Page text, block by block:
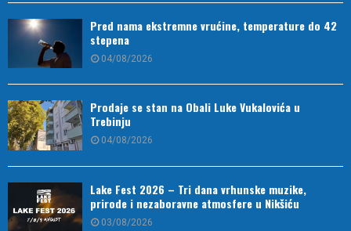
Pred nama ekstremne vrućine, temperature do 42
stepena
04/08/2026
Prodaje se stan na Obali Luke Vukalovića u
Trebinju
04/08/2026
Lake Fest 2026 – Tri dana vrhunske muzike,
prirode i nezaboravne atmosfere u Nikšiću
03/08/2026